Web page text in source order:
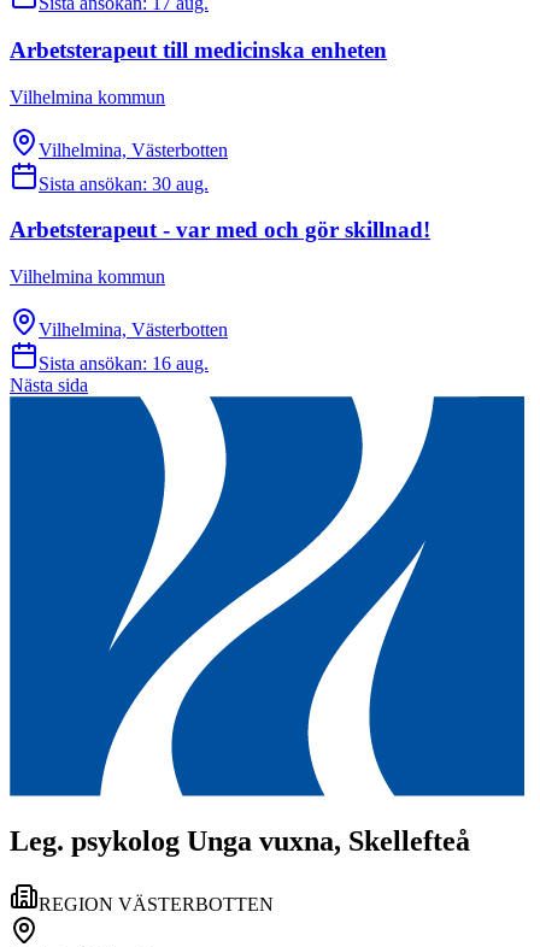
Arbetsterapeut till medicinska enheten
Vilhelmina kommun
Vilhelmina, Västerbotten
Sista ansökan: 30 aug.
Arbetsterapeut - var med och gör skillnad!
Vilhelmina kommun
Vilhelmina, Västerbotten
Sista ansökan: 16 aug.
Nästa sida
Leg. psykolog Unga vuxna, Skellefteå
REGION VÄSTERBOTTEN